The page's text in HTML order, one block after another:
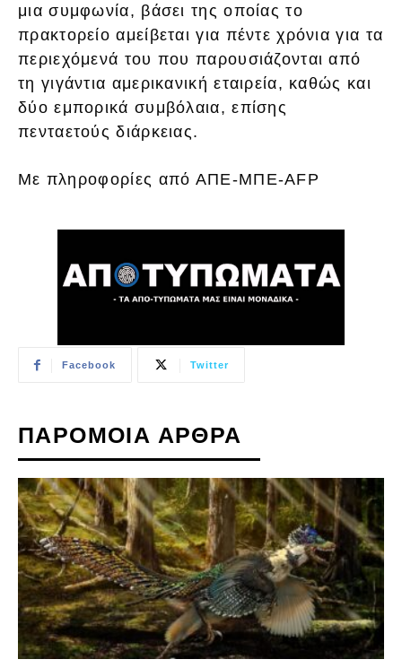
μια συμφωνία, βάσει της οποίας το
πρακτορείο αμείβεται για πέντε χρόνια για τα
περιεχόμενά του που παρουσιάζονται από
τη γιγάντια αμερικανική εταιρεία, καθώς και
δύο εμπορικά συμβόλαια, επίσης
πενταετούς διάρκειας.
Με πληροφορίες από ΑΠΕ-ΜΠΕ-AFP
Facebook Twitter
ΠΑΡΟΜΟΙΑ ΑΡΘΡΑ